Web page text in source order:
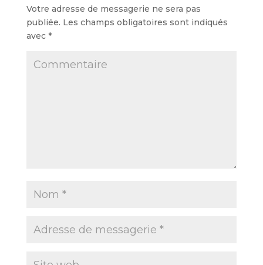
Votre adresse de messagerie ne sera pas
publiée. Les champs obligatoires sont indiqués
avec *